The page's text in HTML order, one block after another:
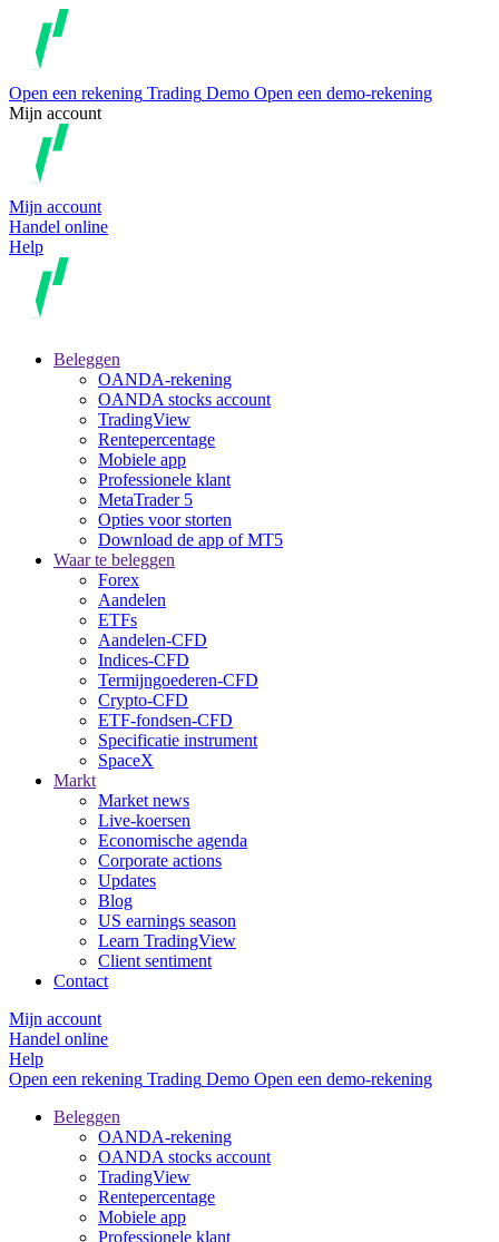
Open een rekening Trading Demo Open een demo-rekening
Mijn account
Mijn account
Handel online
Help
Beleggen
OANDA-rekening
OANDA stocks account
TradingView
Rentepercentage
Mobiele app
Professionele klant
MetaTrader 5
Opties voor storten
Download de app of MT5
Waar te beleggen
Forex
Aandelen
ETFs
Aandelen-CFD
Indices-CFD
Termijngoederen-CFD
Crypto-CFD
ETF-fondsen-CFD
Specificatie instrument
SpaceX
Markt
Market news
Live-koersen
Economische agenda
Corporate actions
Updates
Blog
US earnings season
Learn TradingView
Client sentiment
Contact
Mijn account
Handel online
Help
Open een rekening Trading Demo Open een demo-rekening
Beleggen
OANDA-rekening
OANDA stocks account
TradingView
Rentepercentage
Mobiele app
Professionele klant